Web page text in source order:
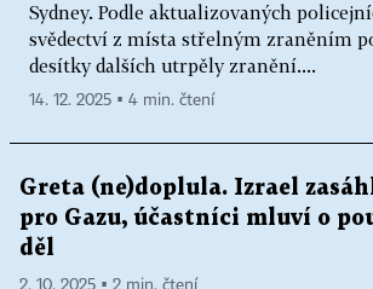
Sydney. Podle aktualizovaných
svědectví z místa střelným zraněním
desítky dalších utrpěly zranění....
14. 12. 2025 ▪ 4 min. čtení
Greta (ne)doplula. Izrael
pro Gazu, účastníci mluví o
děl